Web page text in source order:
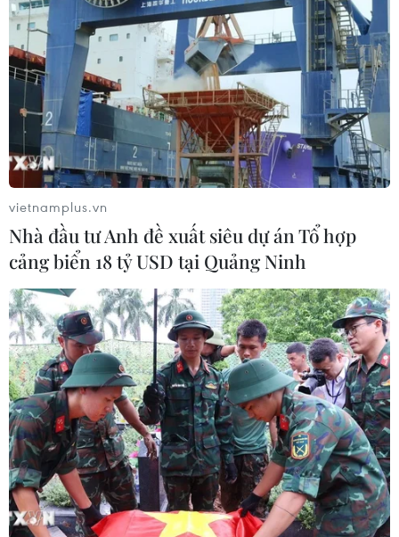
Chủ tịch Quốc hội lập hiến Venezuela Diosdado Cabello
ngày 30/4 kêu gọi những người ủng hộ chính phủ kéo
đến dinh tổng thống để bảo vệ Tổng thống Nicolas
Maduro.
Tây Ban Nha cảnh báo không nên "đổ
máu" tại Venezuela
30/04/2019 13:22
Người phát ngôn Chính phủ Tây Ban Nha Isabel Celaa
ngày 30/4 cảnh báo không nên "đổ máu" tại
vietnamplus.vn
Nhà đầu tư Anh đề xuất siêu dự án Tổ hợp
cảng biển 18 tỷ USD tại Quảng Ninh